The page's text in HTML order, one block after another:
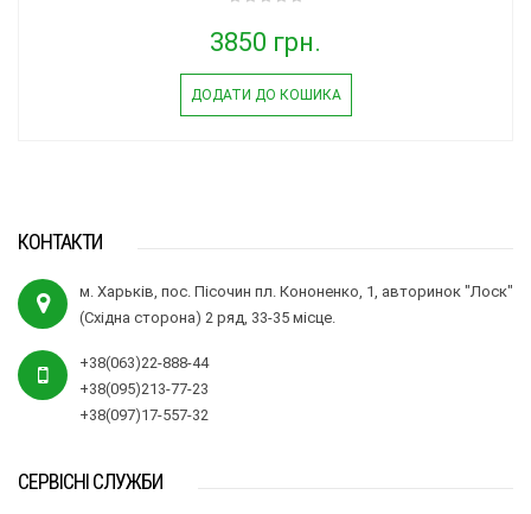
3850 грн.
ДОДАТИ ДО КОШИКА
КОНТАКТИ
м. Харьків, пос. Пісочин пл. Кононенко, 1, авторинок "Лоск"
(Східна сторона) 2 ряд, 33-35 місце.
+38(063)22-888-44
+38(095)213-77-23
+38(097)17-557-32
СЕРВІСНІ СЛУЖБИ